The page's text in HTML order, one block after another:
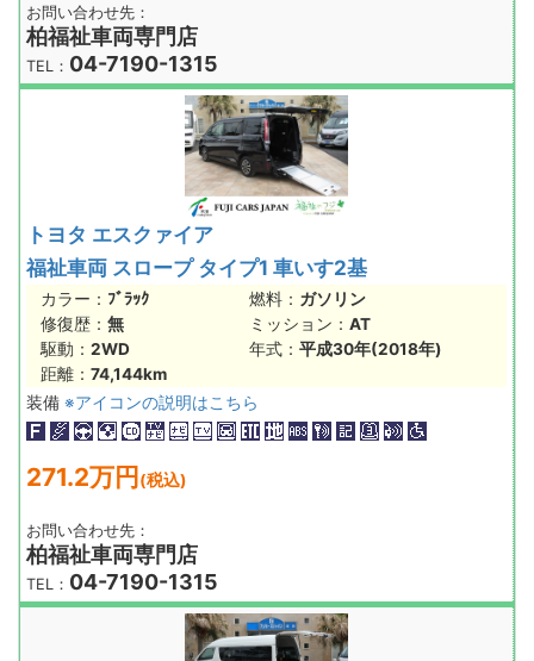
お問い合わせ先：
柏福祉車両専門店
TEL： 04-7190-1315
トヨタ エスクァイア
福祉車両 スロープ タイプ1 車いす2基
カラー： ﾌﾞﾗｯｸ 燃料： ガソリン
修復歴： 無 ミッション： AT
駆動： 2WD 年式： 平成30年(2018年)
距離： 74,144km
装備 ※アイコンの説明はこちら
271.2万円 (税込)
お問い合わせ先：
柏福祉車両専門店
TEL： 04-7190-1315